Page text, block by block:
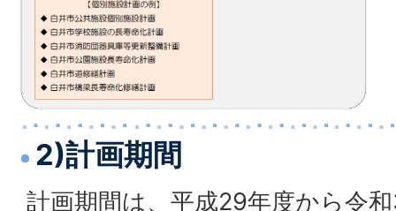
2)計画期間
計画期間は、平成29年度から令